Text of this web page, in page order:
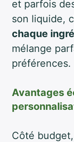
et parfois
son liquide,
chaque
mélange
préférences.
Avantages
Côté